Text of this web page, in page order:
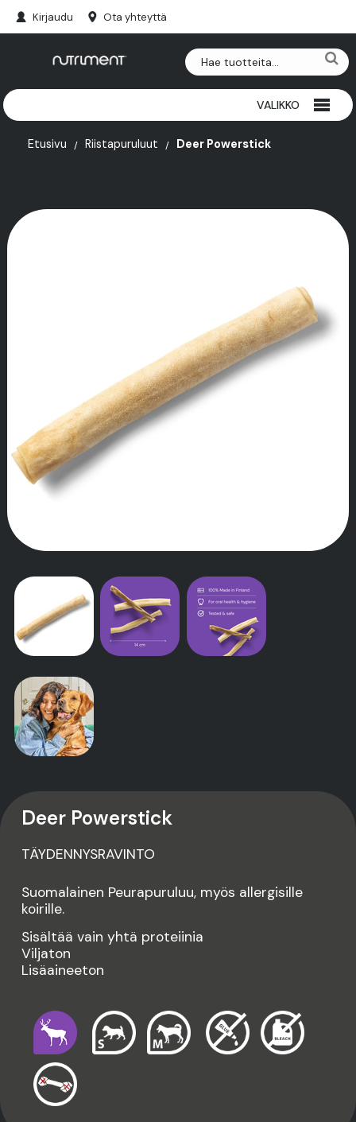
Kirjaudu Ota yhteyttä
VALIKKO
RIISTAPURULUUT
LISÄRAVINTEET
TARINAMME
Etusivu Riistapuruluut Deer Powerstick
Deer Powerstick
TÄYDENNYSRAVINTO
Suomalainen Peurapuruluu, myös allergisille
koirille.
Sisältää vain yhtä proteiinia
Viljaton
Lisäaineeton